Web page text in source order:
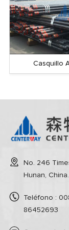
Tubo
No. 246
Hunan, China.
Teléfono :
86452693